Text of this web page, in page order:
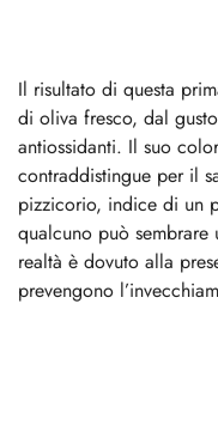
Il risultato di questa
di oliva fresco, dal
antiossidanti. Il suo
contraddistingue per il
pizzicorio, indice di un
qualcuno può sembrare
realtà è dovuto alla
prevengono